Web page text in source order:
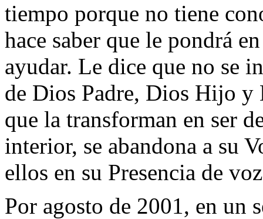
tiempo porque no tiene
hace saber que le pondrá
ayudar. Le dice que no se
de Dios Padre, Dios Hijo y
que la transforman en ser
interior, se abandona a su
ellos en su Presencia de
Por agosto de 2001, en un